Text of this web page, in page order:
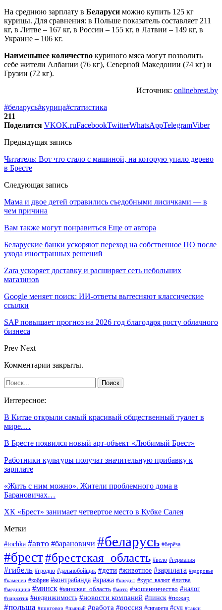
На среднюю зарплату в Беларуси можно купить 125 кг
курицы. Для сравнения: в Польше показатель составляет 211
кг, в Литве – 167 кг, в России – 155 кг, в Латвии – 149 кг, в
Украине – 106 кг.
Наименьшее количество куриного мяса могут позволить
себе жители Албании (76 кг), Северной Македонии (74 кг) и
Грузии (72 кг).
Источник: onlinebrest.by
#беларусь#курица#статистика
211
Поделится VKOK.ruFacebookTwitterWhatsAppTelegramViber
Предыдущая запись
Читатель: Вот что стало с машиной, на которую упало дерево
в Бресте
Следующая запись
Мама и двое детей отравились съедобными лисичками — в
чем причина
Вам также могут понравиться Еще от автора
Беларуские банки ускоряют переход на собственное ПО после
ухода иностранных решений
Zara ускоряет доставку и расширяет сеть небольших
магазинов
Google меняет поиск: ИИ-ответы вытесняют классические
ссылки
SAP повышает прогноз на 2026 год благодаря росту облачного
бизнеса
Prev Next
Комментарии закрыты.
Интересное:
В Китае открыли самый красивый общественный туалет в
мире.…
В Бресте появился новый арт-объект «Любимый Брест»
Работники культуры получат значительную прибавку к
зарплате
«Жить с ним можно». Жители проблемного дома в
Барановичах…
ХК «Брест» занимает четвертое место в Кубке Салея
Метки
#tochka #авто #барановичи #беларусь #берёза
#брест#брестская_область #вело #германия
#гибель #гродно #дальнобойщик #дети #животное #зарплата #здоровье
#каменец #кобрин #контрабанда #кража #кредит #курс_валют #литва
#медицина #минск #минская_область #мото #мошенничество #налог
#наркотик #недвижимость #новости компаний #пинск #пожар
#польша #приговор #пьяный #работа #россия #сигарета #суд #такси